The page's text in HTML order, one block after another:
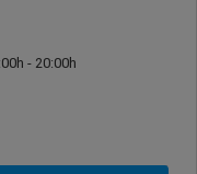
- 20:00h